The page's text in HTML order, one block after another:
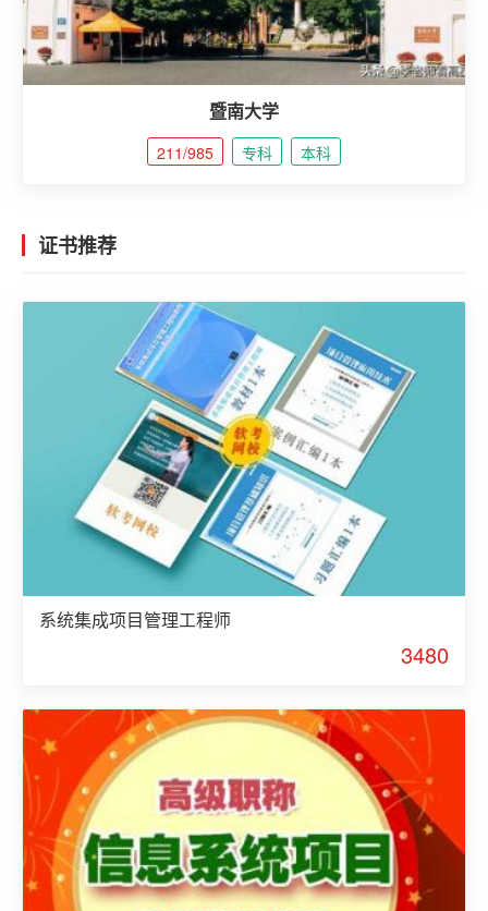
暨南大学
211/985 专科 本科
证书推荐
系统集成项目管理工程师
3480